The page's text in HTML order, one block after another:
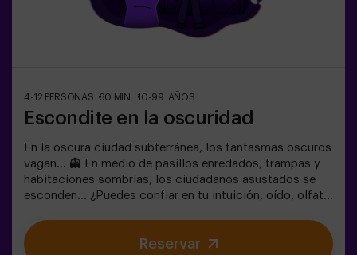
4-12 PERSONAS 60 MIN. 10-99 AÑOS
Escondite en la oscuridad
En la oscura ciudad subterránea, los fantasmas oscuros
vagan... 👻 En medio de pasillos enredados, trampas y
habitaciones sombrías, los ciudadanos asustados se
esconden... ¿Puedes confiar en tu intuición, oído, olfato
luego encontrar a tus amigos?🔦 Escondite en la
Oscuridad es un juego inmersivo sensorial inspirado en
Reservar